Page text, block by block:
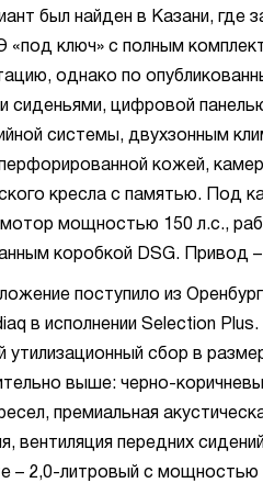
был найден в Казани, где
«под ключ» с полным
однако по
сиденьями, цифровой
системы, двухзонным
кожей,
кресла с памятью. Под
мощностью 150 л.с.,
коробкой DSG. Привод –
поступило из
в исполнении Selection
утилизационный сбор в
выше: черно-
премиальная
вентиляция передних
– 2,0-литровый с мощностью